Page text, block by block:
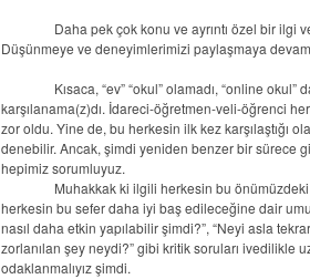
Daha pek çok konu ve ayrıntı özel bir ilgi
Düşünmeye ve deneyimlerimizi paylaşmaya
Kısaca, “ev” “okul” olamadı, “online
karşılanama(z)dı. İdareci-öğretmen-veli-öğrenci
zor oldu. Yine de, bu herkesin ilk kez karşılaştığı
denebilir. Ancak, şimdi yeniden benzer bir sürece
hepimiz sorumluyuz.
Muhakkak ki ilgili herkesin bu
herkesin bu sefer daha iyi baş edileceğine dair
nasıl daha etkin yapılabilir şimdi?”, “Neyi asla
zorlanılan şey neydi?” gibi kritik soruları ivedilikle
odaklanmalıyız şimdi.